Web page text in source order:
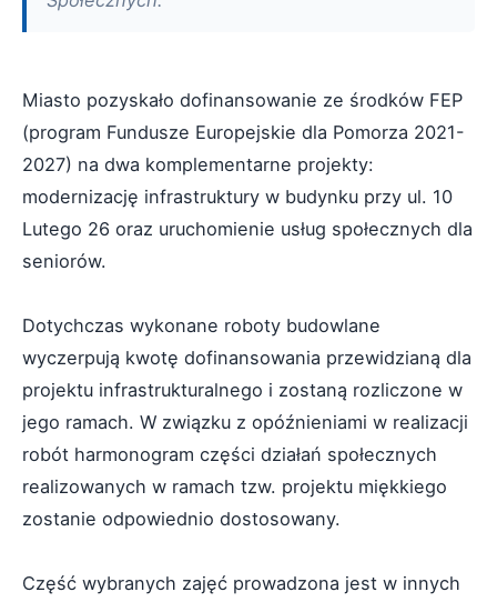
Miasto pozyskało dofinansowanie ze środków FEP
(program Fundusze Europejskie dla Pomorza 2021-
2027) na dwa komplementarne projekty:
modernizację infrastruktury w budynku przy ul. 10
Lutego 26 oraz uruchomienie usług społecznych dla
seniorów.
Dotychczas wykonane roboty budowlane
wyczerpują kwotę dofinansowania przewidzianą dla
projektu infrastrukturalnego i zostaną rozliczone w
jego ramach. W związku z opóźnieniami w realizacji
robót harmonogram części działań społecznych
realizowanych w ramach tzw. projektu miękkiego
zostanie odpowiednio dostosowany.
Część wybranych zajęć prowadzona jest w innych